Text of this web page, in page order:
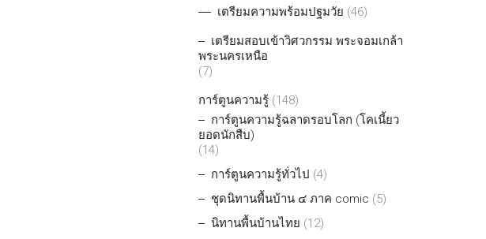
เตรียมความพร้อมปฐมวัย (46)
เตรียมสอบเข้าวิศวกรรม พระจอมเกล้า
พระนครเหนือ
(7)
การ์ตูนความรู้ (148)
การ์ตูนความรู้ฉลาดรอบโลก (โคเนี้ยว
ยอดนักสืบ)
(14)
การ์ตูนความรู้ทั่วไป (4)
ชุดนิทานพื้นบ้าน ๔ ภาค comic (5)
นิทานพื้นบ้านไทย (12)